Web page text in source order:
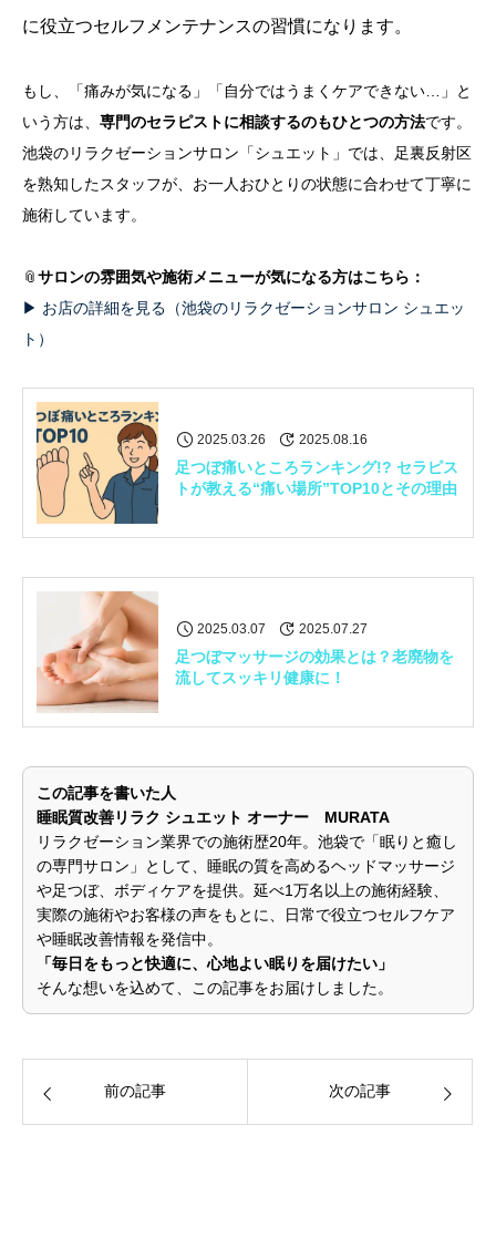
に役立つセルフメンテナンスの習慣になります。
もし、「痛みが気になる」「自分ではうまくケアできない…」と
いう方は、 専門のセラピストに相談するのもひとつの方法です。
池袋のリラクゼーションサロン「シュエット」では、足裏反射区
を熟知したスタッフが、お一人おひとりの状態に合わせて丁寧に
施術しています。
📎サロンの雰囲気や施術メニューが気になる方はこちら：
▶ お店の詳細を見る（池袋のリラクゼーションサロン シュエッ
ト）
2025.03.26 2025.08.16
足つぼ痛いところランキング!? セラピス
トが教える“痛い場所”TOP10とその理由
2025.03.07 2025.07.27
足つぼマッサージの効果とは？老廃物を
流してスッキリ健康に！
この記事を書いた人
睡眠質改善リラク シュエット オーナー MURATA
リラクゼーション業界での施術歴20年。池袋で「眠りと癒し
の専門サロン」として、睡眠の質を高めるヘッドマッサージ
や足つぼ、ボディケアを提供。延べ1万名以上の施術経験、
実際の施術やお客様の声をもとに、日常で役立つセルフケア
や睡眠改善情報を発信中。
「毎日をもっと快適に、心地よい眠りを届けたい」
そんな想いを込めて、この記事をお届けしました。
前の記事 次の記事